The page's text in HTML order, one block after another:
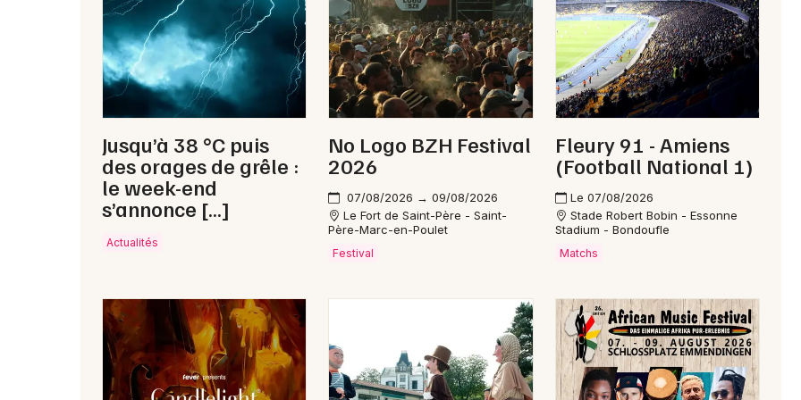
Je m'abonne
Billetterie Arthur H – prochaines représentations
Acheter des billets
Lors de la tournée "Autour du Soleil", la forte demande a rapidement écoulé les billets ; il fallait
réserverouacheter tôt. Les prixont affiché un prix moyen autour de19,50 €selon les villes,
signe d’un succès durable pour Arthur H.
Revenez régulièrement ici pour les futures dates et l'ouverture de la billetterie.
Le parcours artistique d'Arthur H
Arthur H, de son vrai nom Arthur Higelin, a bénéficié d'une formation musicale de haut niveau en étudiant à la
prestigieuse Berklee College of Music à Boston. Cette formation américaine lui a apporté une ouverture
Jusqu’à 38 °C puis
des orages de grêle :
le week-end
s’annonce […]
Actualités
No Logo BZH Festival
2026
07/08/2026 → 09/08/2026
Le Fort de Saint-Père - Saint-
Père-Marc-en-Poulet
Festival
Fleury 91 - Amiens
(Football National 1)
Le 07/08/2026
Stade Robert Bobin - Essonne
Stadium - Bondoufle
Matchs